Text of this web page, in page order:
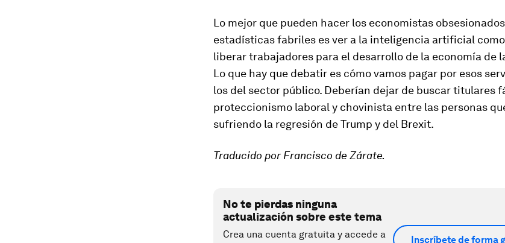
Lo mejor que pueden hacer los economistas
estadísticas fabriles es ver a la inteligencia artificial
liberar trabajadores para el desarrollo de la economía de
Lo que hay que debatir es cómo vamos pagar por esos
los del sector público. Deberían dejar de buscar titulares
proteccionismo laboral y chovinista entre las personas
sufriendo la regresión de Trump y del Brexit.
Traducido por Francisco de Zárate.
No te pierdas ninguna
actualización sobre este tema
Crea una cuenta gratuita y accede a
Inscríbete de forma